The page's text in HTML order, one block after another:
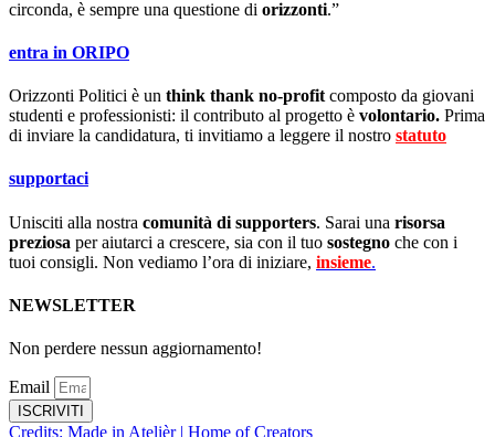
circonda, è sempre una questione di orizzonti.”
entra in ORIPO
Orizzonti Politici è un think thank no-profit composto da giovani
studenti e professionisti: il contributo al progetto è volontario. Prima
di inviare la candidatura, ti invitiamo a leggere il nostro statuto
supportaci
Unisciti alla nostra comunità di supporters. Sarai una risorsa
preziosa per aiutarci a crescere, sia con il tuo sostegno che con i
tuoi consigli. Non vediamo l’ora di iniziare, insieme.
NEWSLETTER
Non perdere nessun aggiornamento!
Email
ISCRIVITI
Credits: Made in Atelièr | Home of Creators